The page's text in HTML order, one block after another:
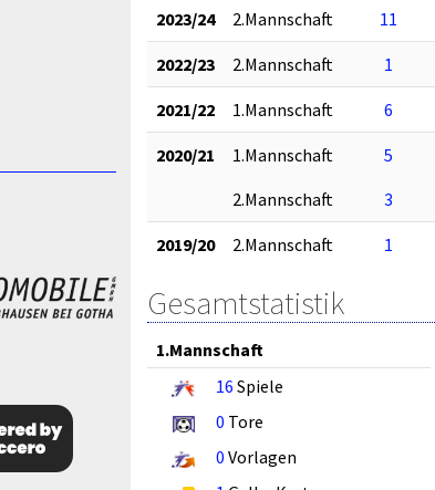
2023/24 2.Mannschaft 11
2022/23 2.Mannschaft 1
2021/22 1.Mannschaft 6
2020/21 1.Mannschaft 5
2.Mannschaft
3
2019/20 2.Mannschaft 1
Gesamtstatistik
1.Mannschaft
16 Spiele
0 Tore
0 Vorlagen